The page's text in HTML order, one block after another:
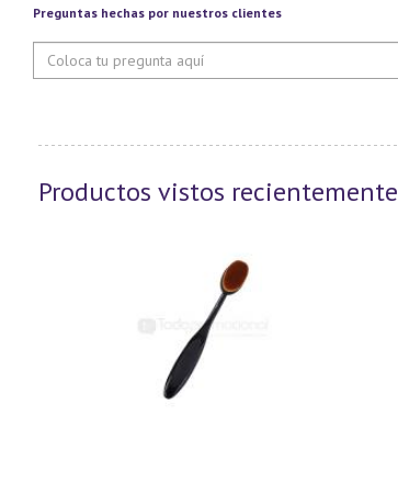
Preguntas hechas por nuestros clientes
Productos vistos recientemente